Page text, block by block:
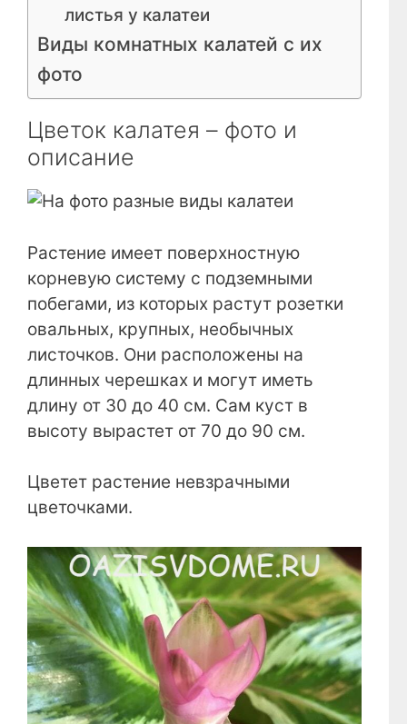
листья у калатеи
Виды комнатных калатей с их
фото
Цветок калатея – фото и
описание
Растение имеет поверхностную
корневую систему с подземными
побегами, из которых растут розетки
овальных, крупных, необычных
листочков. Они расположены на
длинных черешках и могут иметь
длину от 30 до 40 см. Сам куст в
высоту вырастет от 70 до 90 см.
Цветет растение невзрачными
цветочками.